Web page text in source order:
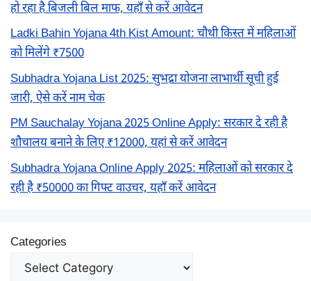
हो रहा है बिजली बिल माफ, यहाँ से करें आवेदन
Ladki Bahin Yojana 4th Kist Amount: चौथी किस्त में महिलाओं
को मिलेंगे ₹7500
Subhadra Yojana List 2025: सुभद्रा योजना लाभार्थी सूची हुई
जारी, ऐसे करें नाम चेक
PM Sauchalay Yojana 2025 Online Apply: सरकार दे रही है
शौचालय बनाने के लिए ₹12000, यहां से करें आवेदन
Subhadra Yojana Online Apply 2025: महिलाओं को सरकार दे
रही है ₹50000 का गिफ्ट वाउचर, यहाँ करें आवेदन
Categories